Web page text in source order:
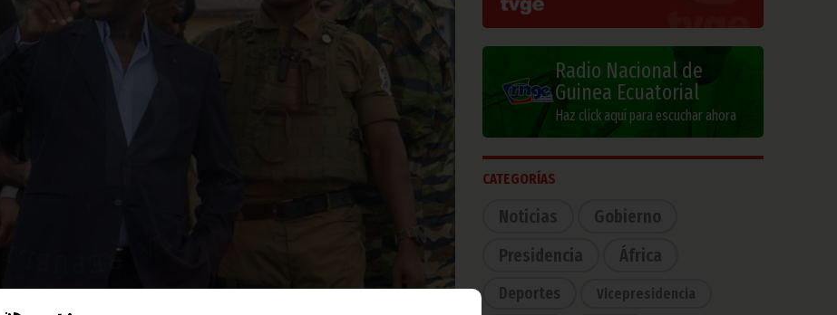
Radio Nacional de
Guinea Ecuatorial
Haz click aquí para escuchar ahora
CATEGORÍAS
Noticias
Gobierno
Presidencia
África
Deportes Vicepresidencia